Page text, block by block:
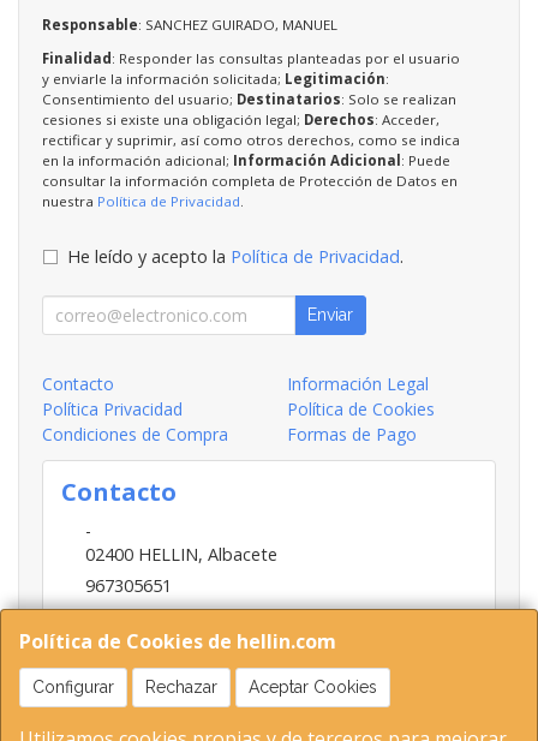
Política de Cookies de hellin.com
Configurar Rechazar Aceptar Cookies
Responsable: SANCHEZ GUIRADO, MANUEL
Finalidad : Responder las consultas planteadas por el usuario
y enviarle la información solicitada; Legitimación:
Consentimiento del usuario; Destinatarios: Solo se realizan
cesiones si existe una obligación legal; Derechos: Acceder,
rectificar y suprimir, así como otros derechos, como se indica
en la información adicional; Información Adicional : Puede
consultar la información completa de Protección de Datos en
nuestra Política de Privacidad
He leído y acepto la Política de Privacidad.
Enviar
Contacto
Información Legal
Política Privacidad
Política de Cookies
Condiciones de Compra
Formas de Pago
Contacto
-
02400 HELLIN, Albacete
967305651
INFO@HELLIN.COM
Horario